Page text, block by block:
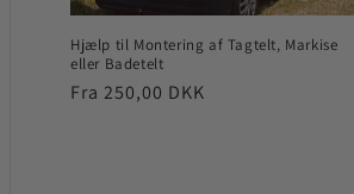
n
:
Hjælp til Montering af Tagtelt, Markise
eller Badetelt
Normalpris
Fra 250,00 DKK